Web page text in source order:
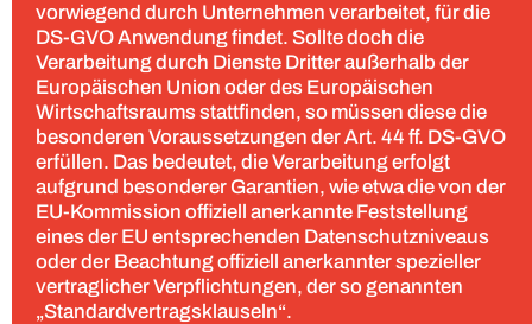
vorwiegend durch Unternehmen verarbeitet, für die
DS-GVO Anwendung findet. Sollte doch die
Verarbeitung durch Dienste Dritter außerhalb der
Europäischen Union oder des Europäischen
Wirtschaftsraums stattfinden, so müssen diese die
besonderen Voraussetzungen der Art. 44 ff. DS-GVO
erfüllen. Das bedeutet, die Verarbeitung erfolgt
aufgrund besonderer Garantien, wie etwa die von der
EU-Kommission offiziell anerkannte Feststellung
eines der EU entsprechenden Datenschutzniveaus
oder der Beachtung offiziell anerkannter spezieller
vertraglicher Verpflichtungen, der so genannten
„Standardvertragsklauseln“.